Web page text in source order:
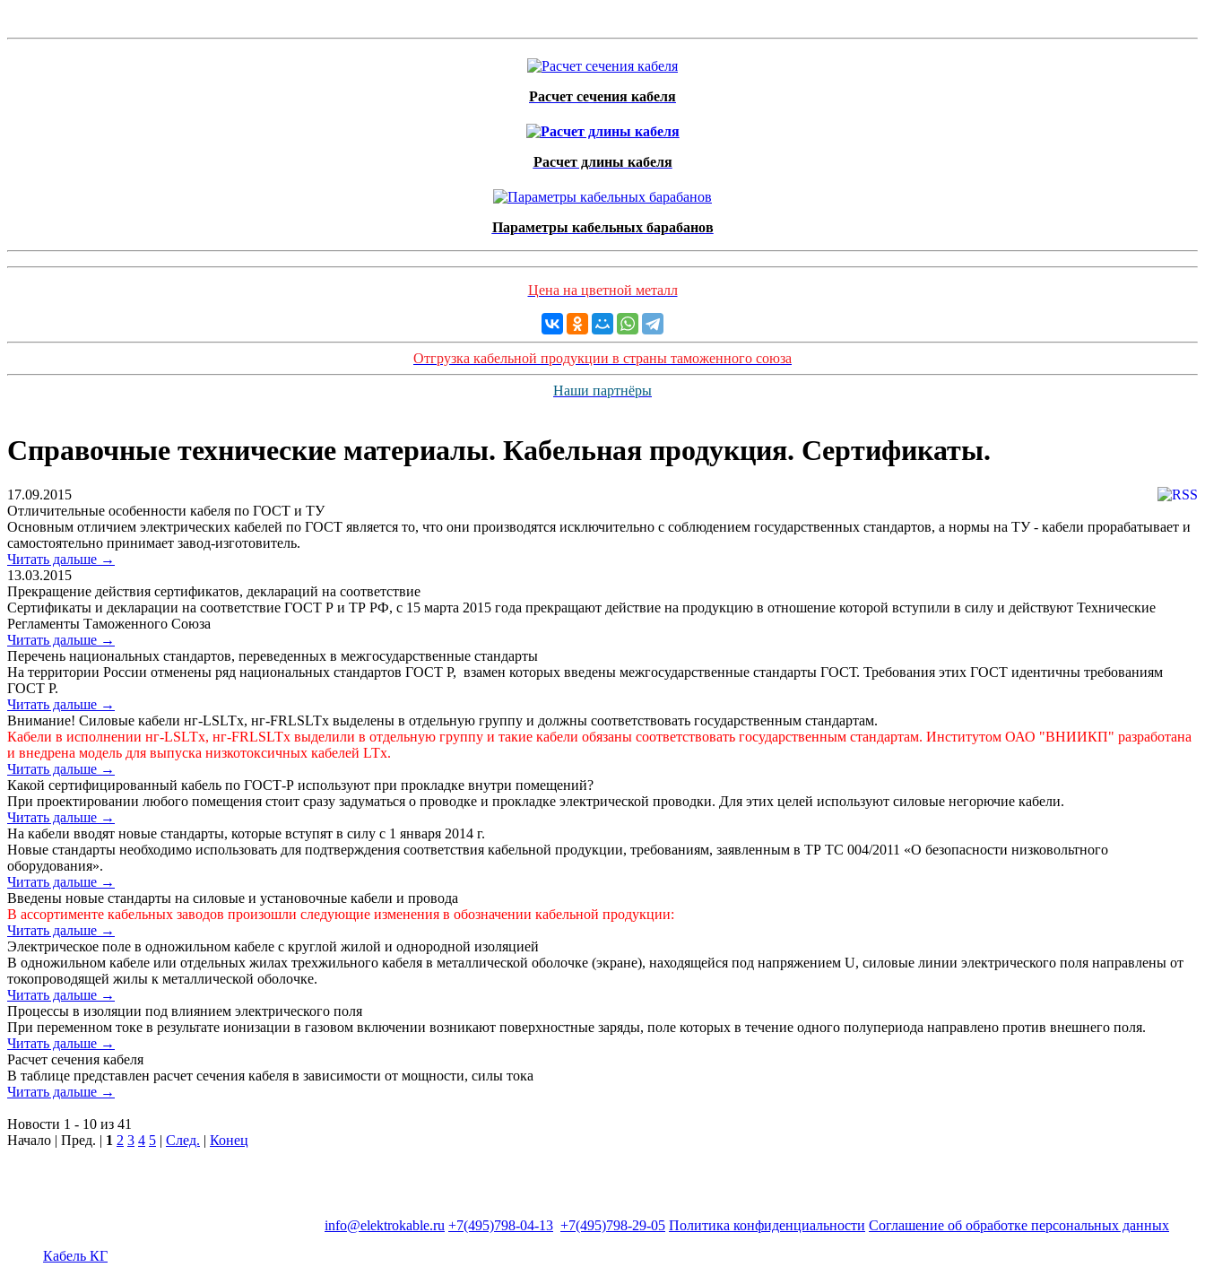
Расчет сечения кабеля
Расчет длины кабеля
Параметры кабельных барабанов
Цена на цветной металл
Отгрузка кабельной продукции в страны таможенного союза
Наши партнёры
Справочные технические материалы. Кабельная продукция. Сертификаты.
17.09.2015
Отличительные особенности кабеля по ГОСТ и ТУ
Основным отличием электрических кабелей по ГОСТ является то, что они производятся исключительно с соблюдением государственных стандартов, а нормы на ТУ - кабели прорабатывает и
самостоятельно принимает завод-изготовитель.
Читать дальше →
13.03.2015
Прекращение действия сертификатов, деклараций на соответствие
Сертификаты и декларации на соответствие ГОСТ Р и ТР РФ, с 15 марта 2015 года прекращают действие на продукцию в отношение которой вступили в силу и действуют Технические
Регламенты Таможенного Союза
Читать дальше →
Перечень национальных стандартов, переведенных в межгосударственные стандарты
На территории России отменены ряд национальных стандартов ГОСТ Р, взамен которых введены межгосударственные стандарты ГОСТ. Требования этих ГОСТ идентичны требованиям
ГОСТ Р.
Читать дальше →
Внимание! Силовые кабели нг-LSLTx, нг-FRLSLTx выделены в отдельную группу и должны соответствовать государственным стандартам.
Кабели в исполнении нг-LSLTx, нг-FRLSLTx выделили в отдельную группу и такие кабели обязаны соответствовать государственным стандартам. Институтом ОАО "ВНИИКП" разработана
и внедрена модель для выпуска низкотоксичных кабелей LTx.
Читать дальше →
Какой сертифицированный кабель по ГОСТ-Р используют при прокладке внутри помещений?
При проектировании любого помещения стоит сразу задуматься о проводке и прокладке электрической проводки. Для этих целей используют силовые негорючие кабели.
Читать дальше →
На кабели вводят новые стандарты, которые вступят в силу с 1 января 2014 г.
Новые стандарты необходимо использовать для подтверждения соответствия кабельной продукции, требованиям, заявленным в ТР ТС 004/2011 «О безопасности низковольтного
оборудования».
Читать дальше →
Введены новые стандарты на силовые и установочные кабели и провода
В ассортименте кабельных заводов произошли следующие изменения в обозначении кабельной продукции:
Читать дальше →
Электрическое поле в одножильном кабеле с круглой жилой и однородной изоляцией
В одножильном кабеле или отдельных жилах трехжильного кабеля в металлической оболочке (экране), находящейся под напряжением U, силовые линии электрического поля направлены от
токопроводящей жилы к металлической оболочке.
Читать дальше →
Процессы в изоляции под влиянием электрического поля
При переменном токе в результате ионизации в газовом включении возникают поверхностные заряды, поле которых в течение одного полупериода направлено против внешнего поля.
Читать дальше →
Расчет сечения кабеля
В таблице представлен расчет сечения кабеля в зависимости от мощности, силы тока
Читать дальше →
Новости 1 - 10 из 41
Начало | Пред. | 1 2 3 4 5 | След. | Конец
info@elektrokable.ru +7(495)798-04-13 +7(495)798-29-05 Политика конфиденциальности Соглашение об обработке персональных данных
Кабель КГ